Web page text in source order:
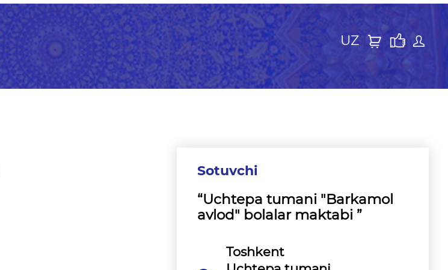
UZ
Sotuvchi
“Uchtepa tumani "Barkamol
avlod" bolalar maktabi ”
Toshkent